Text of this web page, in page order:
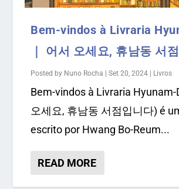
Bem-vindos à Livraria
｜ 어서 오세요, 휴남동 서
Posted by Nuno Rocha |Set 20, 2024 | Livros
Bem-vindos à Livraria Hyunam-
오세요, 휴남동 서점입니다) é
escrito por Hwang Bo-Reum...
READ MORE